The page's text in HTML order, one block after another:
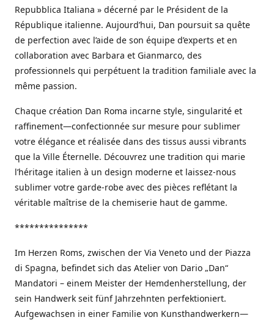
Repubblica Italiana » décerné par le Président de la
République italienne. Aujourd’hui, Dan poursuit sa quête
de perfection avec l’aide de son équipe d’experts et en
collaboration avec Barbara et Gianmarco, des
professionnels qui perpétuent la tradition familiale avec la
même passion.
Chaque création Dan Roma incarne style, singularité et
raffinement—confectionnée sur mesure pour sublimer
votre élégance et réalisée dans des tissus aussi vibrants
que la Ville Éternelle. Découvrez une tradition qui marie
l’héritage italien à un design moderne et laissez-nous
sublimer votre garde-robe avec des pièces reflétant la
véritable maîtrise de la chemiserie haut de gamme.
***************
Im Herzen Roms, zwischen der Via Veneto und der Piazza
di Spagna, befindet sich das Atelier von Dario „Dan“
Mandatori – einem Meister der Hemdenherstellung, der
sein Handwerk seit fünf Jahrzehnten perfektioniert.
Aufgewachsen in einer Familie von Kunsthandwerkern—